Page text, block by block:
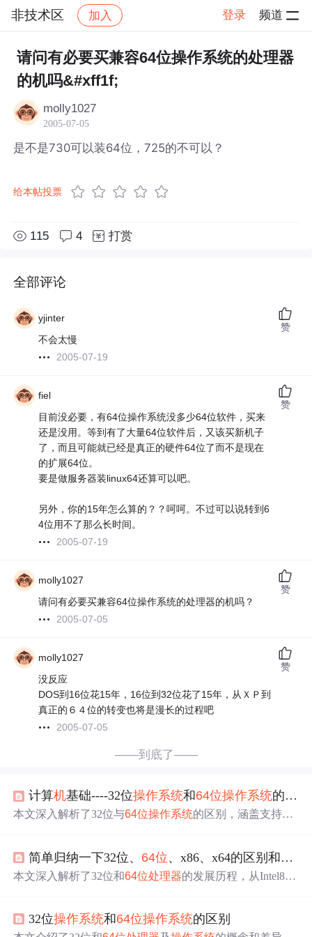
非技术区 加入 登录 频道
社区 非技术区 帖子详情
请问有必要买兼容64位操作系统的处理器
的机吗&#xff1f;
molly1027
2005-07-05
是不是730可以装64位，725的不可以？
给本帖投票
115 4 打赏
全部评论
yjinter
不会太慢
2005-07-19
赞
fiel
目前没必要，有64位操作系统没多少64位软件，买来
还是没用。等到有了大量64位软件后，又该买新机子
了，而且可能就已经是真正的硬件64位了而不是现在
的扩展64位。
要是做服务器装linux64还算可以吧。
另外，你的15年怎么算的？？呵呵。不过可以说转到6
4位用不了那么长时间。
2005-07-19
赞
molly1027
请问有必要买兼容64位操作系统的处理器的机吗？
2005-07-05
赞
molly1027
没反应
DOS到16位花15年，16位到32位花了15年，从ＸＰ到
真正的６４位的转变也将是漫长的过程吧
2005-07-05
赞
——到底了——
计算机基础----32位操作系统和64位操作系统的区别
本文深入解析了32位与64位操作系统的区别，涵盖支持的
的 64位操作系统 。
简单归纳一下32位、 64位、x86、x64的区别和联系
本文深入解析了32位和64位处理器的发展历程，从Intel808
持、寄存器大小及系统兼容性等方面的差异，解释了
系统如何克服32位系统的局限性，以及在Windows系统中
32位操作系统和64位操作系统的区别